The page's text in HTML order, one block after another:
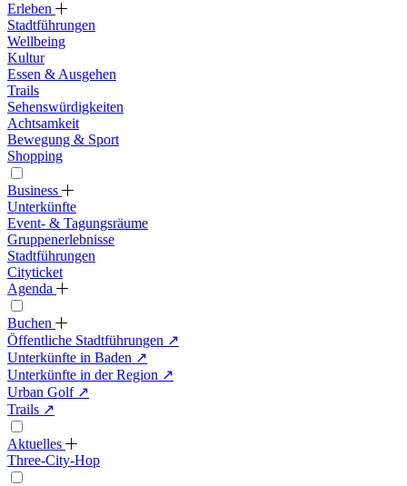
Erleben
Stadtführungen
Wellbeing
Kultur
Essen & Ausgehen
Trails
Sehenswürdigkeiten
Achtsamkeit
Bewegung & Sport
Shopping
Business
Unterkünfte
Event- & Tagungsräume
Gruppenerlebnisse
Stadtführungen
Cityticket
Agenda
Buchen
Öffentliche Stadtführungen ↗
Unterkünfte in Baden ↗
Unterkünfte in der Region ↗
Urban Golf ↗
Trails ↗
Aktuelles
Three-City-Hop